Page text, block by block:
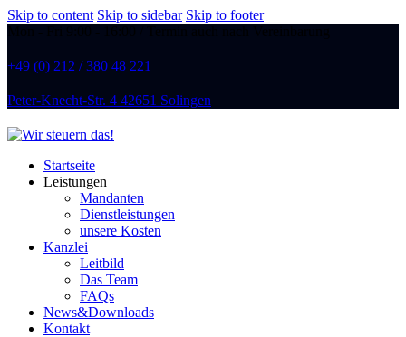
Skip to content Skip to sidebar Skip to footer
+49 (0) 212 / 380 48 221
Peter-Knecht-Str. 4 42651 Solingen
Startseite
Leistungen
Mandanten
Dienstleistungen
unsere Kosten
Kanzlei
Leitbild
Das Team
FAQs
News&Downloads
Kontakt